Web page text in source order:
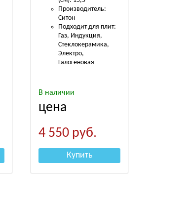
Производитель:
Ситон
Подходит для плит:
Газ, Индукция,
Стеклокерамика,
Электро,
Галогеновая
В наличии
цена
4 550 руб.
Купить